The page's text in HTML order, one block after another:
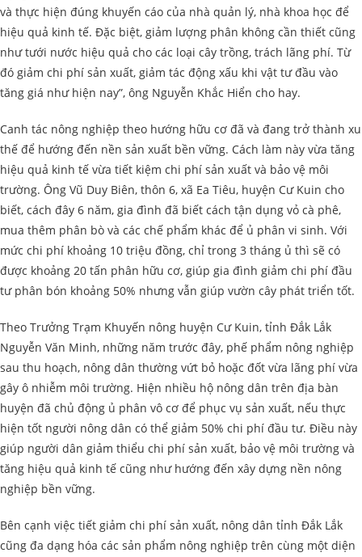
và thực hiện đúng khuyến cáo của nhà quản lý, nhà khoa học để
hiệu quả kinh tế. Đặc biệt, giảm lượng phân không cần thiết cũng
như tưới nước hiệu quả cho các loại cây trồng, trách lãng phí. Từ
đó giảm chi phí sản xuất, giảm tác động xấu khi vật tư đầu vào
tăng giá như hiện nay”, ông Nguyễn Khắc Hiển cho hay.
Canh tác nông nghiệp theo hướng hữu cơ đã và đang trở thành xu
thế để hướng đến nền sản xuất bền vững. Cách làm này vừa tăng
hiệu quả kinh tế vừa tiết kiệm chi phí sản xuất và bảo vệ môi
trường. Ông Vũ Duy Biên, thôn 6, xã Ea Tiêu, huyện Cư Kuin cho
biết, cách đây 6 năm, gia đình đã biết cách tận dụng vỏ cà phê,
mua thêm phân bò và các chế phẩm khác để ủ phân vi sinh. Với
mức chi phí khoảng 10 triệu đồng, chỉ trong 3 tháng ủ thì sẽ có
được khoảng 20 tấn phân hữu cơ, giúp gia đình giảm chi phí đầu
tư phân bón khoảng 50% nhưng vẫn giúp vườn cây phát triển tốt.
Theo Trưởng Trạm Khuyến nông huyện Cư Kuin, tỉnh Đắk Lắk
Nguyễn Văn Minh, những năm trước đây, phế phẩm nông nghiệp
sau thu hoạch, nông dân thường vứt bỏ hoặc đốt vừa lãng phí vừa
gây ô nhiễm môi trường. Hiện nhiều hộ nông dân trên địa bàn
huyện đã chủ động ủ phân vô cơ để phục vụ sản xuất, nếu thực
hiện tốt người nông dân có thể giảm 50% chi phí đầu tư. Điều này
giúp người dân giảm thiểu chi phí sản xuất, bảo vệ môi trường và
tăng hiệu quả kinh tế cũng như hướng đến xây dựng nền nông
nghiệp bền vững.
Bên cạnh việc tiết giảm chi phí sản xuất, nông dân tỉnh Đắk Lắk
cũng đa dạng hóa các sản phẩm nông nghiệp trên cùng một diện